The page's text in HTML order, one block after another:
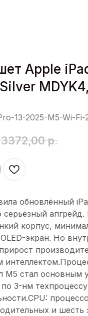
Apple
13-2025-M5-Wi-
3372,00 р.
обновлённый
серьёзный
корпус,
экран. Но
M5 стал основным
3-нм
и шесть